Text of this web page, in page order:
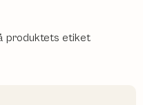
produktets etiket